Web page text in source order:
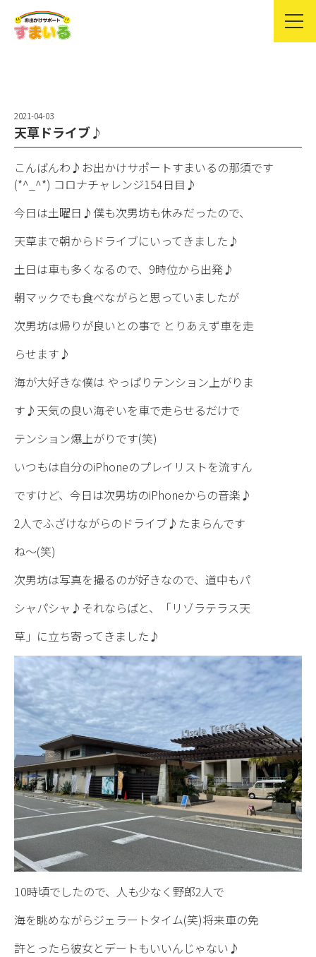
2021-04-03
天草ドライブ♪
こんばんわ♪お出かけサポートすまいるの那須です
(*^_^*) コロナチャレンジ154日目♪
今日は土曜日♪僕も次男坊も休みだったので、
天草まで朝からドライブにいってきました♪
土日は車も多くなるので、9時位から出発♪
朝マックでも食べながらと思っていましたが
次男坊は帰りが良いとの事で とりあえず車を走
らせます♪
海が大好きな僕は やっぱりテンション上がりま
す♪天気の良い海ぞいを車で走らせるだけで
テンション爆上がりです(笑)
いつもは自分のiPhoneのプレイリストを流すん
ですけど、今日は次男坊のiPhoneからの音楽♪
2人でふざけながらのドライブ♪たまらんです
ね〜(笑)
次男坊は写真を撮るのが好きなので、道中もパ
シャパシャ♪それならばと、「リゾラテラス天
草」に立ち寄ってきました♪
10時頃でしたので、人も少なく野郎2人で
海を眺めながらジェラートタイム(笑)将来車の免
許とったら彼女とデートもいいんじゃない♪